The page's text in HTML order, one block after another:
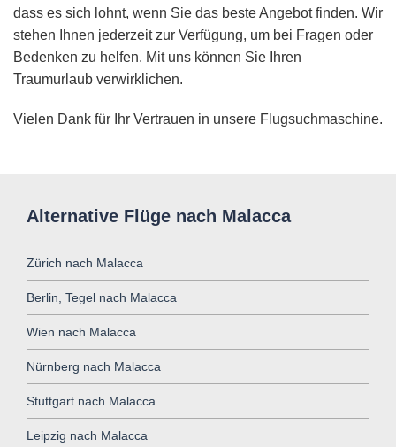
dass es sich lohnt, wenn Sie das beste Angebot finden. Wir
stehen Ihnen jederzeit zur Verfügung, um bei Fragen oder
Bedenken zu helfen. Mit uns können Sie Ihren
Traumurlaub verwirklichen.
Vielen Dank für Ihr Vertrauen in unsere Flugsuchmaschine.
Alternative Flüge nach Malacca
Zürich nach Malacca
Berlin, Tegel nach Malacca
Wien nach Malacca
Nürnberg nach Malacca
Stuttgart nach Malacca
Leipzig nach Malacca